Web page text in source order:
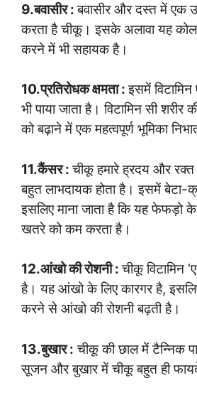
9.बवासीर :बवासीर और दस्त में एक
करता है चीकू। इसके अलावा यह
करने में भी सहायक है।
10.प्रतिरोधक क्षमता :इसमें
भी पाया जाता है। विटामिन सी शरीर
को बढ़ाने में एक महत्वपूर्ण भूमिका
11.कैंसर :चीकू हमारे ह्रदय और रक्त
बहुत लाभदायक होता है। इसमें बेटा-
इसलिए माना जाता है कि यह
खतरे को कम करता है।
12.आंखो की रोशनी :चीकू विटामिन
है। यह आंखो के लिए कारगर है,
करने से आंखो की रोशनी बढ़ती है।
13.बुखार : चीकू की छाल में टैन्निक
सूजन और बुखार में चीकू बहुत ही